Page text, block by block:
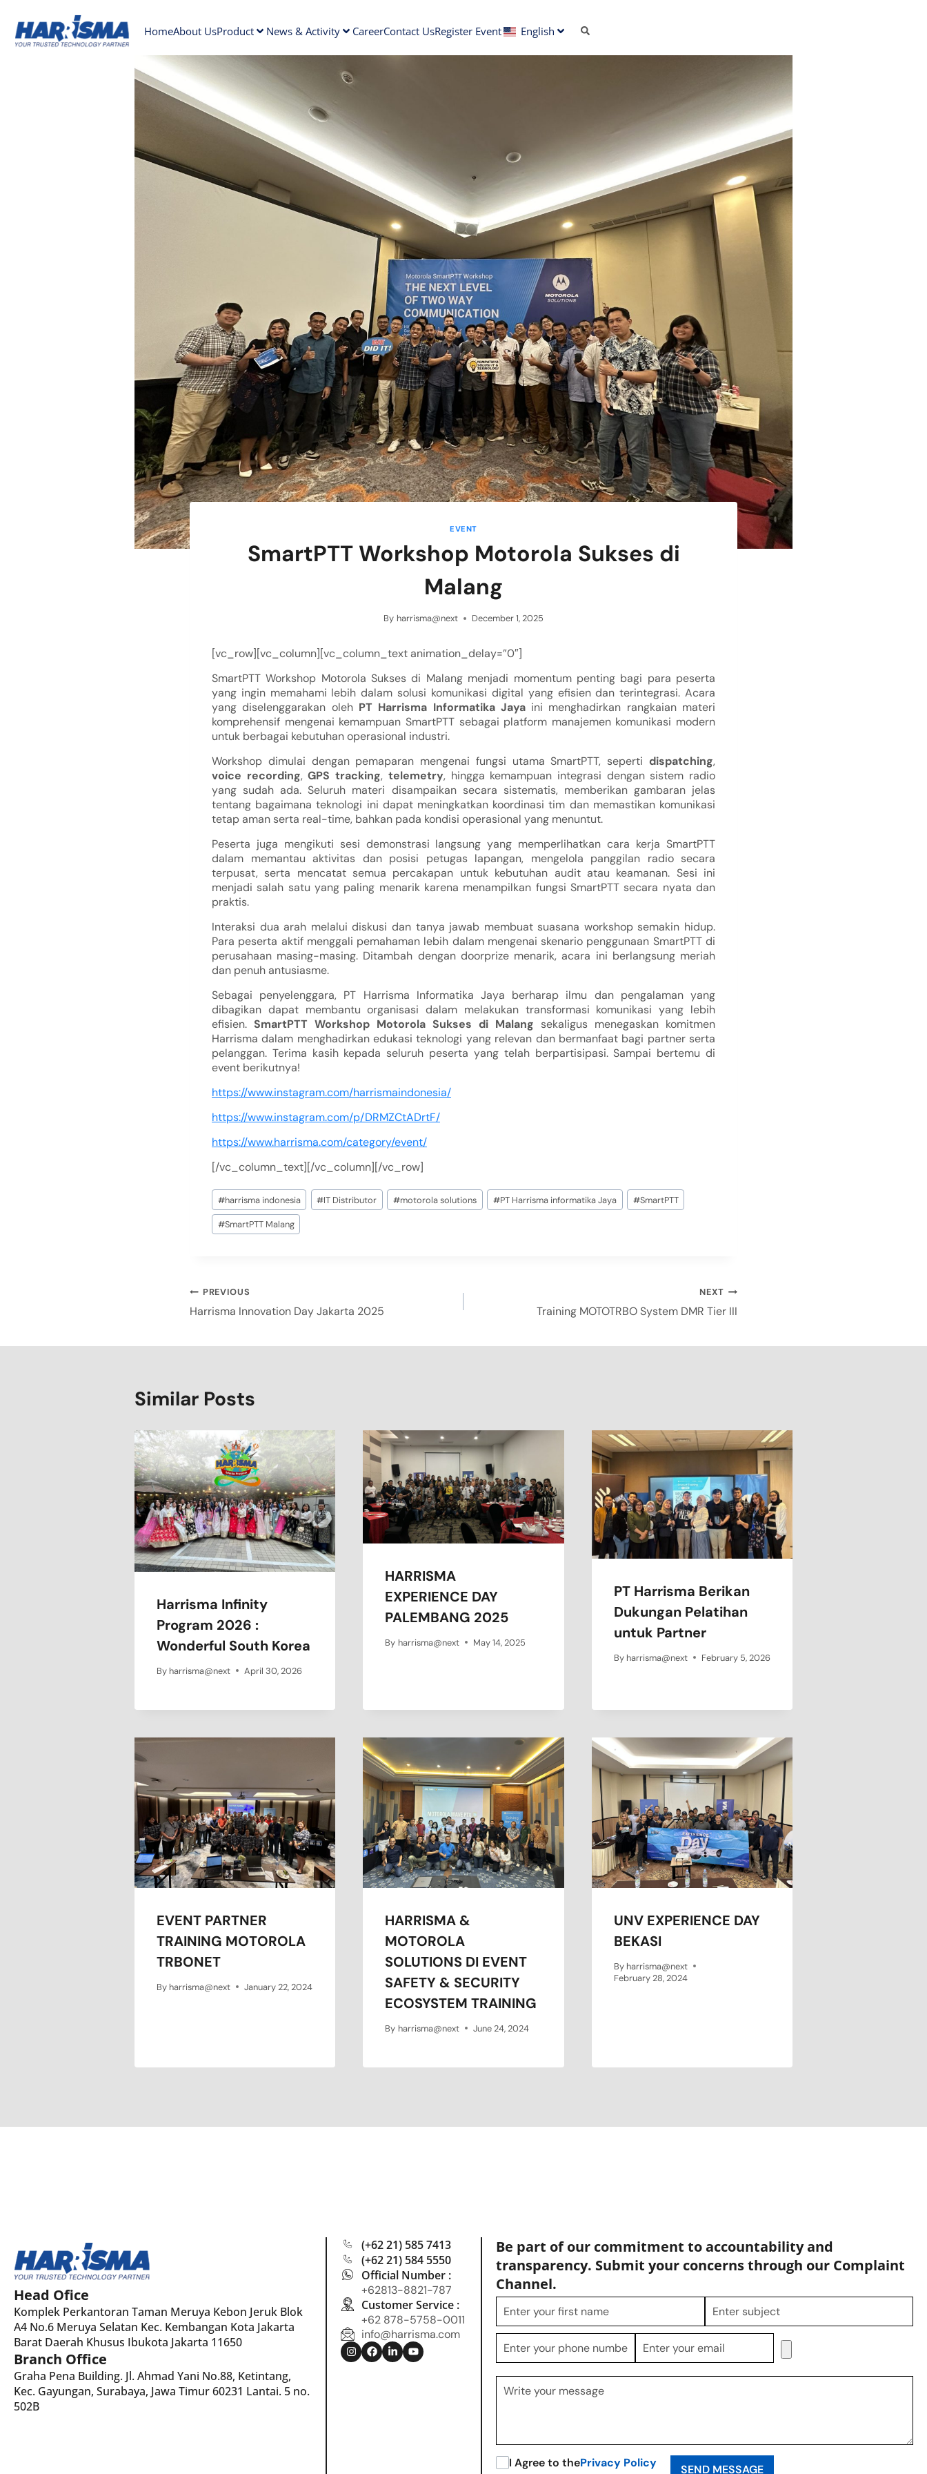
HomeAbout UsProduct News & Activity CareerContact UsRegister Event English
EVENT
SmartPTT Workshop Motorola Sukses di
Malang
By harrisma@next December 1, 2025
[vc_row][vc_column][vc_column_text animation_delay=”0″]
SmartPTT Workshop Motorola Sukses di Malang menjadi momentum penting bagi para peserta
yang ingin memahami lebih dalam solusi komunikasi digital yang efisien dan terintegrasi. Acara
yang diselenggarakan oleh PT Harrisma Informatika Jayaini menghadirkan rangkaian materi
komprehensif mengenai kemampuan SmartPTT sebagai platform manajemen komunikasi modern
untuk berbagai kebutuhan operasional industri.
Workshop dimulai dengan pemaparan mengenai fungsi utama SmartPTT, seperti dispatching,
voice recording,GPS tracking, telemetry, hingga kemampuan integrasi dengan sistem radio
yang sudah ada. Seluruh materi disampaikan secara sistematis, memberikan gambaran jelas
tentang bagaimana teknologi ini dapat meningkatkan koordinasi tim dan memastikan komunikasi
tetap aman serta real-time, bahkan pada kondisi operasional yang menuntut.
Peserta juga mengikuti sesi demonstrasi langsung yang memperlihatkan cara kerja SmartPTT
dalam memantau aktivitas dan posisi petugas lapangan, mengelola panggilan radio secara
terpusat, serta mencatat semua percakapan untuk kebutuhan audit atau keamanan. Sesi ini
menjadi salah satu yang paling menarik karena menampilkan fungsi SmartPTT secara nyata dan
praktis.
Interaksi dua arah melalui diskusi dan tanya jawab membuat suasana workshop semakin hidup.
Para peserta aktif menggali pemahaman lebih dalam mengenai skenario penggunaan SmartPTT di
perusahaan masing-masing. Ditambah dengan doorprize menarik, acara ini berlangsung meriah
dan penuh antusiasme.
Sebagai penyelenggara, PT Harrisma Informatika Jaya berharap ilmu dan pengalaman yang
dibagikan dapat membantu organisasi dalam melakukan transformasi komunikasi yang lebih
efisien. SmartPTT Workshop Motorola Sukses di Malang sekaligus menegaskan komitmen
Harrisma dalam menghadirkan edukasi teknologi yang relevan dan bermanfaat bagi partner serta
pelanggan. Terima kasih kepada seluruh peserta yang telah berpartisipasi. Sampai bertemu di
event berikutnya!
https://www.instagram.com/harrismaindonesia/
https://www.instagram.com/p/DRMZCtADrtF/
https://www.harrisma.com/category/event/
[/vc_column_text][/vc_column][/vc_row]
#harrisma indonesia #IT Distributor #motorola solutions #PT Harrisma informatika Jaya #SmartPTT
#SmartPTT Malang
PREVIOUS
Harrisma Innovation Day Jakarta 2025
NEXT
Training MOTOTRBO System DMR Tier III
Similar Posts
Harrisma Infinity
Program 2026 :
Wonderful South Korea
By harrisma@next April 30, 2026
HARRISMA
EXPERIENCE DAY
PALEMBANG 2025
By harrisma@next May 14, 2025
PT Harrisma Berikan
Dukungan Pelatihan
untuk Partner
By harrisma@next February 5, 2026
EVENT PARTNER
TRAINING MOTOROLA
TRBONET
By harrisma@next January 22, 2024
HARRISMA &
MOTOROLA
SOLUTIONS DI EVENT
SAFETY & SECURITY
ECOSYSTEM TRAINING
By harrisma@next June 24, 2024
UNV EXPERIENCE DAY
BEKASI
By harrisma@next
February 28, 2024
Head Ofice
Komplek Perkantoran Taman Meruya Kebon Jeruk Blok
A4 No.6 Meruya Selatan Kec. Kembangan Kota Jakarta
Barat Daerah Khusus Ibukota Jakarta 11650
Branch Office
Graha Pena Building. Jl. Ahmad Yani No.88, Ketintang,
Kec. Gayungan, Surabaya, Jawa Timur 60231 Lantai. 5 no.
502B
(+62 21) 585 7413
(+62 21) 584 5550
Official Number :
+62813-8821-787
Customer Service :
+62 878-5758-0011
info@harrisma.com
Be part of our commitment to accountability and
transparency. Submit your concerns through our Complaint
Channel.
I Agree to thePrivacy Policy SEND MESSAGE